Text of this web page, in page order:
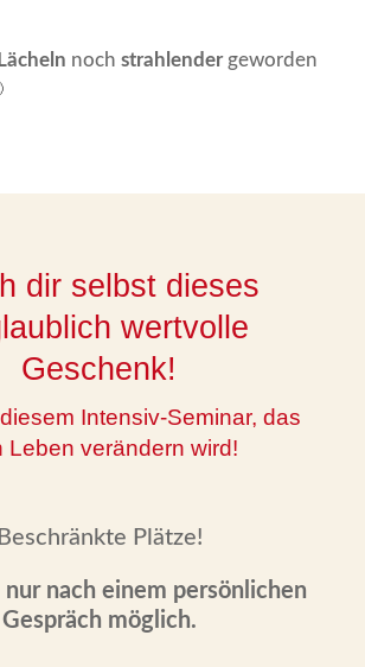
Lächeln nochstrahlender geworden
dir selbst dieses
wertvolle
Geschenk!
Intensiv-Seminar, das
Leben verändern wird!
Beschränkte Plätze!
nur nach einem persönlichen
Gespräch möglich.